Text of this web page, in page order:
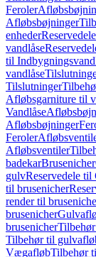
Feroler
Afløbsbøjninger
enheder
vandlåse
til
vandlåse
Tilslutninger
Afløbsgarniture til
Vandlåse
Afløbsbøjninger
Feroler
Afløbsventiler
badekarBrusenicher
gulvReservedele
til brusenicher
render til
brusenicher
brusenicher
Tilbehør til
VægafløbTilbehør